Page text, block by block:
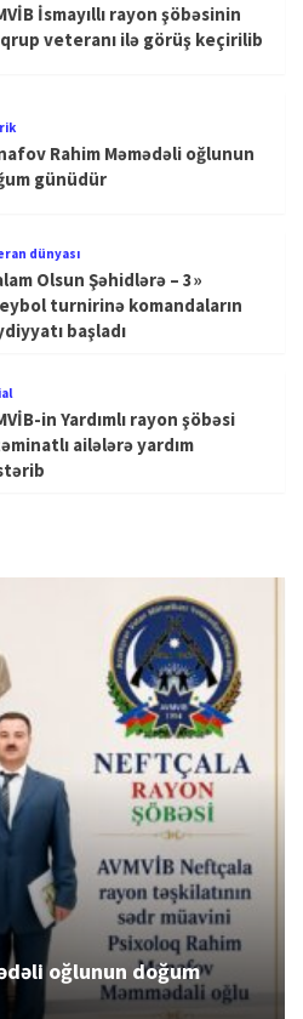
İsmayıllı rayon şöbəsinin
veteranı ilə görüş keçirilib
Rahim Məmədəli oğlunun
günüdür
dünyası
Olsun Şəhidlərə – 3»
turnirinə komandaların
başladı
in Yardımlı rayon şöbəsi
ailələrə yardım
oğlunun doğum